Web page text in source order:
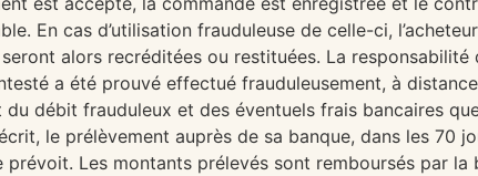
En cas d’utilisation frauduleuse de celle-ci,
alors recréditées ou restituées. La responsabilité
a été prouvé effectué frauduleusement, à
débit frauduleux et des éventuels frais bancaires
le prélèvement auprès de sa banque, dans les 70
Les montants prélevés sont remboursés par la